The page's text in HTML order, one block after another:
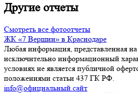
Другие отчеты
Смотреть все фотоотчеты
ЖК «7 Вершин» в Краснодаре
Любая информация, представленная
исключительно информационный
условиях не является публичной
положениями статьи 437 ГК РФ.
info@официальный.сайт